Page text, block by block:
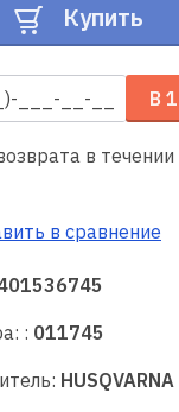
Купить
В
в
в сравнение
: 011745
HUSQVARNA